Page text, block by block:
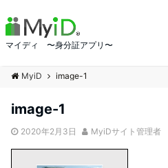
マイディ 〜身分証アプリ〜
MyiD image-1
image-1
2020年2月3日 MyiDサイト管理者